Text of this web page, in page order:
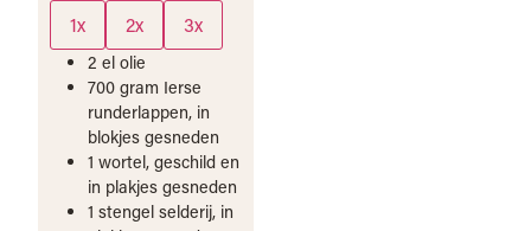
1x 2x 3x
2 el olie
700 gram Ierse
runderlappen, in
blokjes gesneden
1 wortel, geschild en
in plakjes gesneden
1 stengel selderij, in